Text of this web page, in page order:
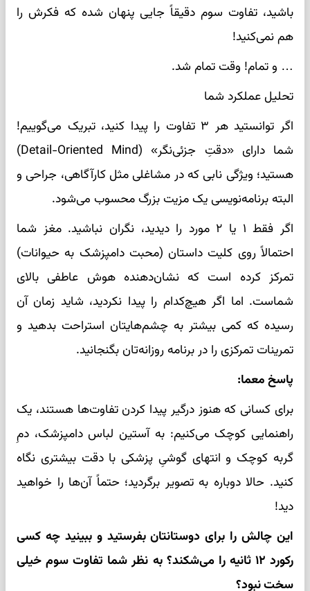
باشید، تفاوت سوم دقیقاً جایی پنهان شده که فکرش را
هم نمی‌کنید!
… و تمام! وقت تمام شد.
تحلیل عملکرد شما
اگر توانستید هر ۳ تفاوت را پیدا کنید، تبریک می‌گوییم!
شما دارای «دقتِ جزئی‌نگر» (Detail-Oriented Mind)
هستید؛ ویژگی نابی که در مشاغلی مثل کارآگاهی، جراحی و
البته برنامه‌نویسی یک مزیت بزرگ محسوب می‌شود.
اگر فقط ۱ یا ۲ مورد را دیدید، نگران نباشید. مغز شما
احتمالاً روی کلیت داستان (محبت دامپزشک به حیوانات)
تمرکز کرده است که نشان‌دهنده هوش عاطفی بالای
شماست. اما اگر هیچ‌کدام را پیدا نکردید، شاید زمان آن
رسیده که کمی بیشتر به چشم‌هایتان استراحت بدهید و
تمرینات تمرکزی را در برنامه روزانه‌تان بگنجانید.
پاسخ معما:
برای کسانی که هنوز درگیر پیدا کردن تفاوت‌ها هستند، یک
راهنمایی کوچک می‌کنیم: به آستین لباس دامپزشک، دمِ
گربه کوچک و انتهای گوشیِ پزشکی با دقت بیشتری نگاه
کنید. حالا دوباره به تصویر برگردید؛ حتماً آن‌ها را خواهید
دید!
این چالش را برای دوستانتان بفرستید و ببینید چه کسی
رکورد ۱۲ ثانیه را می‌شکند؟ به نظر شما تفاوت سوم خیلی
سخت نبود؟